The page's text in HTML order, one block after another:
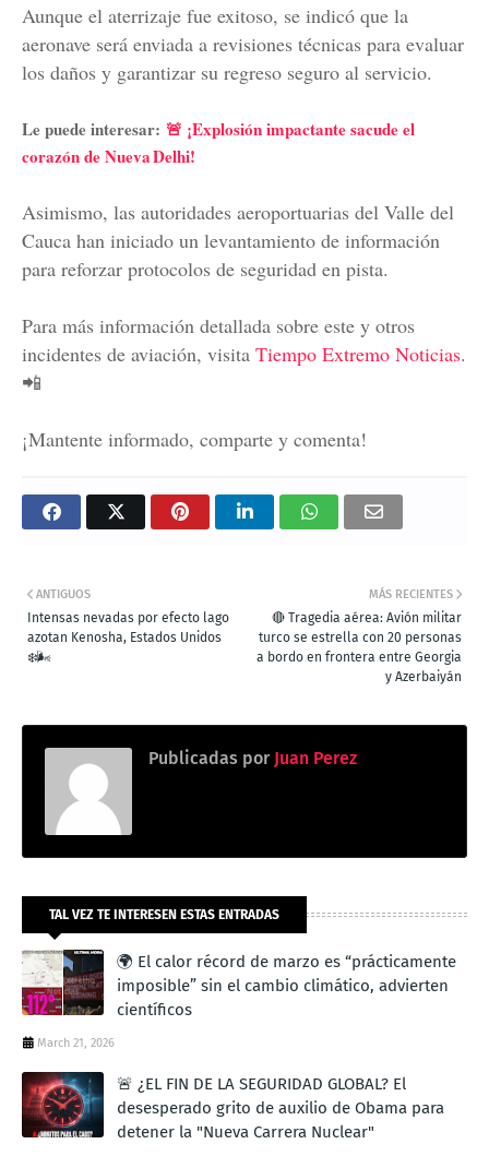
Aunque el aterrizaje fue exitoso, se indicó que la
aeronave será enviada a revisiones técnicas para evaluar
los daños y garantizar su regreso seguro al servicio.
Le puede interesar: 🚨 ¡Explosión impactante sacude el
corazón de Nueva Delhi!
Asimismo, las autoridades aeroportuarias del Valle del
Cauca han iniciado un levantamiento de información
para reforzar protocolos de seguridad en pista.
Para más información detallada sobre este y otros
incidentes de aviación, visita Tiempo Extremo Noticias.
📲
¡Mantente informado, comparte y comenta!
MÁS RECIENTES
🔴 Tragedia aérea: Avión militar
turco se estrella con 20 personas
a bordo en frontera entre Georgia
y Azerbaiyán
ANTIGUOS
Intensas nevadas por efecto lago
azotan Kenosha, Estados Unidos
❄️🌬️
Publicadas por Juan Perez
TAL VEZ TE INTERESEN ESTAS ENTRADAS
🌍 El calor récord de marzo es “prácticamente
imposible” sin el cambio climático, advierten
científicos
March 21, 2026
🚨 ¿EL FIN DE LA SEGURIDAD GLOBAL? El
desesperado grito de auxilio de Obama para
detener la "Nueva Carrera Nuclear"